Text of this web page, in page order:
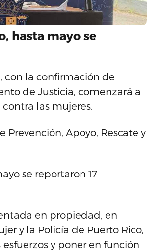
hasta mayo se
con la confirmación de
de Justicia, comenzará a
las mujeres.
Apoyo, Rescate y
se reportaron 17
en propiedad, en
y la Policía de Puerto Rico,
y poner en función